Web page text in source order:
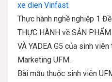
xe dien Vinfast
Thực hành nghề nghiệp 1
THỰC HÀNH về SẢN
VÀ YADEA G5 của sinh
Marketing UFM.
Bài mẫu thuộc sinh viên